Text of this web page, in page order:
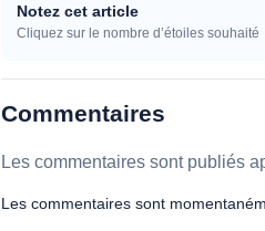
Notez cet article
Cliquez sur le nombre d’étoiles souhaité
Commentaires
Les commentaires sont publiés
Les commentaires sont